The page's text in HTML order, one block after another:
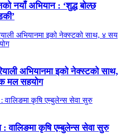
नयाँ अभियान : ‘शुद्ध बोल्छ
अभियानमा इको नेक्स्टको साथ,
मल सहयोग
: वालिङमा कृषि एम्बुलेन्स सेवा सुरु